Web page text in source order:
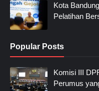
Kota
Pelatihan
Popular Posts
Komisi III
Perumus